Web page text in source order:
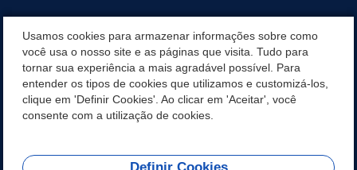
CONCURSO/PSS/CONVOCAÇÃO
INCENTIVOS PÚBLICOS À PROJETOS CULTURAIS - INÁCIO
MARTINS PR
Usamos cookies para armazenar informações sobre como
você usa o nosso site e as páginas que visita. Tudo para
tornar sua experiência a mais agradável possível. Para
entender os tipos de cookies que utilizamos e customizá-los,
clique em 'Definir Cookies'. Ao clicar em 'Aceitar', você
consente com a utilização de cookies.